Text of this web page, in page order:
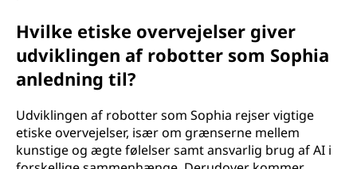
Hvilke etiske overvejelser giver
udviklingen af robotter som Sophia
anledning til?
Udviklingen af robotter som Sophia rejser vigtige
etiske overvejelser, især om grænserne mellem
kunstige og ægte følelser samt ansvarlig brug af AI i